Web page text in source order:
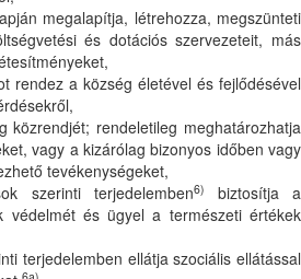
megalapítja, létrehozza, megszünteti
és dotációs szervezeteit, más
rendez a község életével és fejlődésével
közrendjét; rendeletileg meghatározhatja
vagy a kizárólag bizonyos időben vagy
tevékenységeket,
szerinti terjedelemben6)
biztosítja a
védelmét és ügyel a természeti értékek
terjedelemben ellátja szociális ellátással